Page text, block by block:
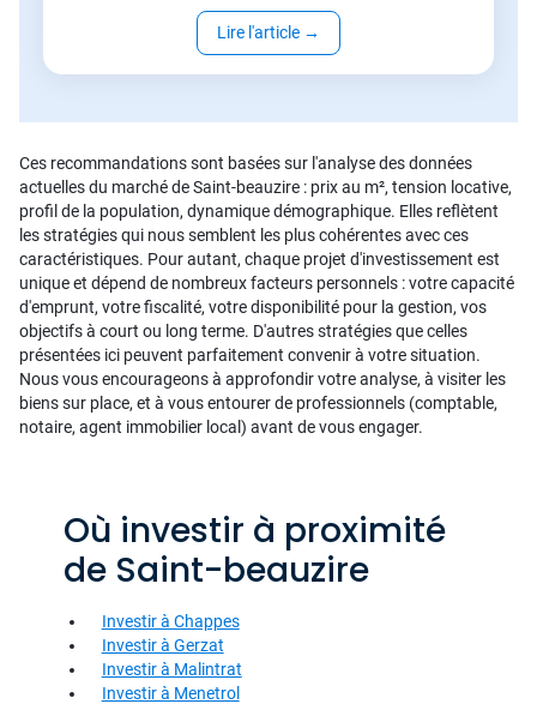
Lire l'article →
Ces recommandations sont basées sur l'analyse des données
actuelles du marché de Saint-beauzire : prix au m², tension locative,
profil de la population, dynamique démographique. Elles reflètent
les stratégies qui nous semblent les plus cohérentes avec ces
caractéristiques. Pour autant, chaque projet d'investissement est
unique et dépend de nombreux facteurs personnels : votre capacité
d'emprunt, votre fiscalité, votre disponibilité pour la gestion, vos
objectifs à court ou long terme. D'autres stratégies que celles
présentées ici peuvent parfaitement convenir à votre situation.
Nous vous encourageons à approfondir votre analyse, à visiter les
biens sur place, et à vous entourer de professionnels (comptable,
notaire, agent immobilier local) avant de vous engager.
Où investir à proximité
de Saint-beauzire
Investir à Chappes
Investir à Gerzat
Investir à Malintrat
Investir à Menetrol